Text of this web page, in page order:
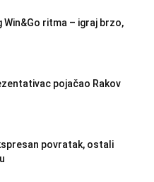
ritma – igraj brzo,
pojačao Rakov
povratak, ostali